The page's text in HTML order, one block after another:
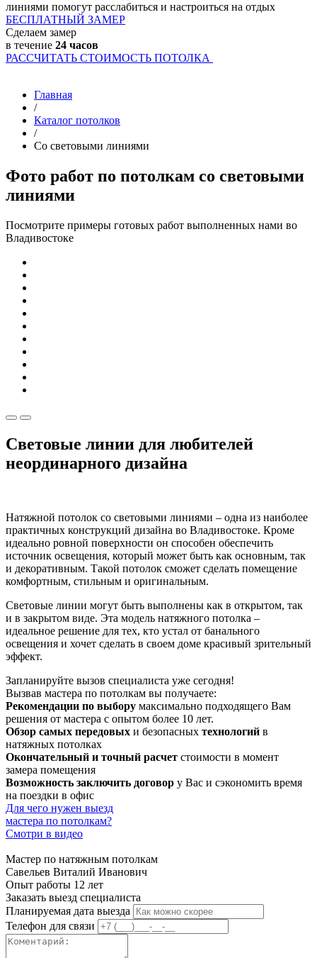
линиями помогут расслабиться и настроиться на отдых
БЕСПЛАТНЫЙ ЗАМЕР
Сделаем замер
в течение 24 часов
РАССЧИТАТЬ СТОИМОСТЬ ПОТОЛКА
Главная
/
Каталог потолков
/
Со световыми линиями
Фото работ по потолкам со световыми
линиями
Посмотрите примеры готовых работ выполненных нами во
Владивостоке
Световые линии для любителей
неординарного дизайна
Натяжной потолок со световыми линиями – одна из наиболее
практичных конструкций дизайна во Владивостоке. Кроме
идеально ровной поверхности он способен обеспечить
источник освещения, который может быть как основным, так
и декоративным. Такой потолок сможет сделать помещение
комфортным, стильным и оригинальным.
Световые линии могут быть выполнены как в открытом, так
и в закрытом виде. Эта модель натяжного потолка –
идеальное решение для тех, кто устал от банального
освещения и хочет сделать в своем доме красивый зрительный
эффект.
Запланируйте вызов специалиста уже сегодня!
Вызвав мастера по потолкам вы получаете:
Рекомендации по выбору максимально подходящего Вам
решения от мастера с опытом более 10 лет.
Обзор самых передовых и безопасных технологий в
натяжных потолках
Окончательный и точный расчет стоимости в момент
замера помещения
Возможность заключить договор у Вас и сэкономить время
на поездки в офис
Для чего нужен выезд
мастера по потолкам?
Смотри в видео
Мастер по натяжным потолкам
Савельев Виталий Иванович
Опыт работы 12 лет
Заказать выезд специалиста
Планируемая дата выезда
Телефон для связи